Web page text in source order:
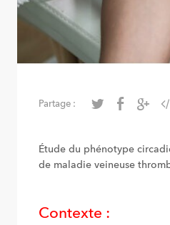
Partage :
Étude du phénotype
de maladie veineuse
Contexte :